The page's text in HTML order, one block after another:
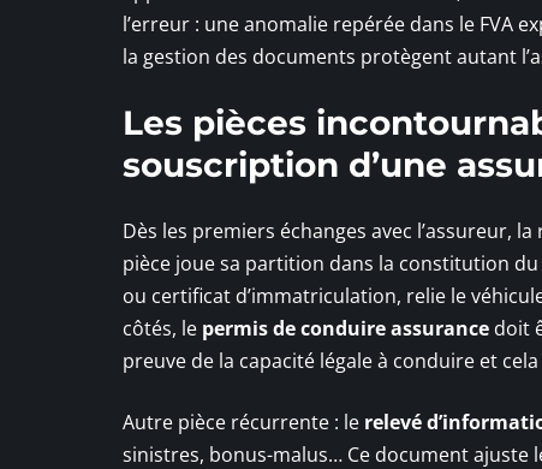
l’erreur : une anomalie repérée dans le FVA
la gestion des documents protègent autant
Les pièces
souscription d’une
Dès les premiers échanges avec l’assureur,
pièce joue sa partition dans la constitution
ou certificat d’immatriculation, relie le
côtés, le permis de conduire assurance doit
preuve de la capacité légale à conduire et
Autre pièce récurrente : le relevé
sinistres, bonus-malus… Ce document ajuste